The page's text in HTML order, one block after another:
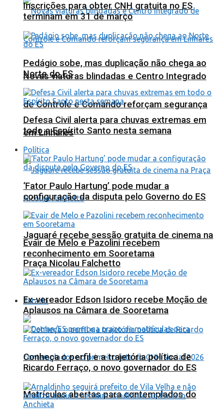
Novas viaturas blindadas e Centro Integrado
de Controle e Comando reforçam segurança
em Linhares
Jaguaré recebe sessão gratuita de cinema na
Praça Nicolau Falchetto
Estado
Matrículas abertas para contemplados do
Inscrições para obter CNH gratuita no ES
terminam em 31 de março
Pedágio sobe, mas duplicação não chega ao
Norte do ES
Defesa Civil alerta para chuvas extremas em
todo o Espírito Santo nesta semana
Política
‘Fator Paulo Hartung’ pode mudar a
configuração da disputa pelo Governo do ES
Evair de Melo e Pazolini recebem
reconhecimento em Sooretama
Ex-vereador Edson Isidoro recebe Moção de
Aplausos na Câmara de Sooretama
Conheça o perfil e a trajetória política de
Ricardo Ferraço, o novo governador do ES